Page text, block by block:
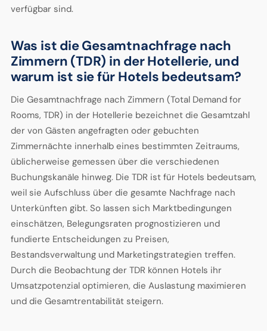
verfügbar sind.
Was ist die Gesamtnachfrage nach
Zimmern (TDR) in der Hotellerie, und
warum ist sie für Hotels bedeutsam?
Die Gesamtnachfrage nach Zimmern (Total Demand for
Rooms, TDR) in der Hotellerie bezeichnet die Gesamtzahl
der von Gästen angefragten oder gebuchten
Zimmernächte innerhalb eines bestimmten Zeitraums,
üblicherweise gemessen über die verschiedenen
Buchungskanäle hinweg. Die TDR ist für Hotels bedeutsam,
weil sie Aufschluss über die gesamte Nachfrage nach
Unterkünften gibt. So lassen sich Marktbedingungen
einschätzen, Belegungsraten prognostizieren und
fundierte Entscheidungen zu Preisen,
Bestandsverwaltung und Marketingstrategien treffen.
Durch die Beobachtung der TDR können Hotels ihr
Umsatzpotenzial optimieren, die Auslastung maximieren
und die Gesamtrentabilität steigern.